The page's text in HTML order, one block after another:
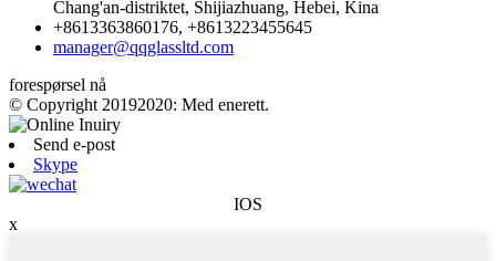
Chang'an-distriktet, Shijiazhuang, Hebei, Kina
+8613363860176, +8613223455645
manager@qqglassltd.com
forespørsel nå
© Copyright 20192020: Med enerett.
Send e-post
Skype
IOS
x